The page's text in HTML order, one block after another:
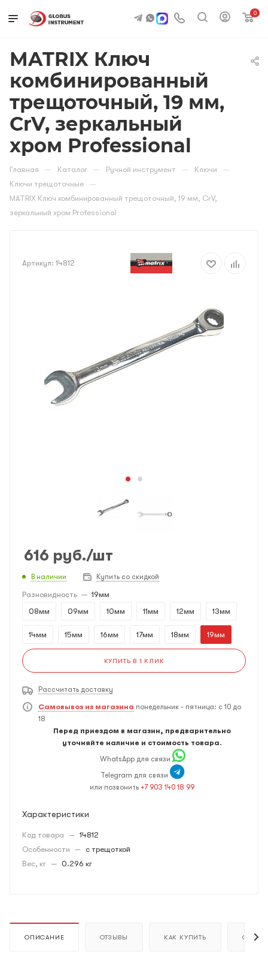
0
MATRIX Ключ
комбинированный
трещоточный, 19 мм,
CrV, зеркальный
хром Professional
Главная — Каталог — Ручной инструмент — Ключи —
Ключи трещоточные —
MATRIX Ключ комбинированный трещоточный, 19 мм, CrV,
зеркальный хром Professional
Артикул: 14812
616 руб./шт
В наличии Купить со скидкой
Разновидность — 19мм
08мм
09мм 10мм 11мм 12мм 13мм
14мм 15мм 16мм 17мм 18мм 19мм
КУПИТЬ В 1 КЛИК
Рассчитать доставку
Самовывоз из магазина понедельник - пятница: с 10 до
18
Перед приездом в магазин, предварительно
уточняйте наличие и стоимость товара.
WhatsApp для связи
Telegram для связи
или позвонить +7 903 140 18 99
Характеристики
Код товара — 14812
Особенности — с трещоткой
Вес, кг — 0.296 кг
ОПИСАНИЕ ОТЗЫВЫ КАК КУПИТЬ ОПЛАТА